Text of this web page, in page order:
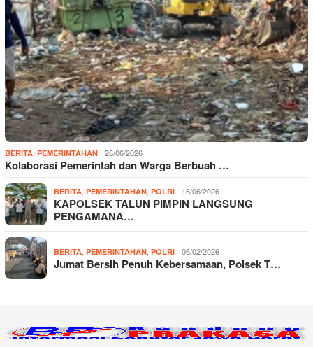
BERITA PEMERINTAHAN 26/06/2026
Kolaborasi Pemerintah dan Warga Berbuah …
BERITA PEMERINTAHAN POLRI 16/06/2026
KAPOLSEK TALUN PIMPIN LANGSUNG
PENGAMANA…
BERITA PEMERINTAHAN POLRI 06/02/2026
Jumat Bersih Penuh Kebersamaan, Polsek T…